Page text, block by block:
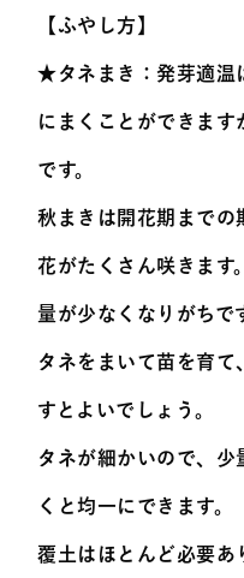
【ふやし方】
★タネまき：発芽適温
にまくことができます
です。
秋まきは開花期までの
花がたくさん咲きます
量が少なくなりがちで
タネをまいて苗を育て
すとよいでしょう。
タネが細かいので、少
くと均一にできます。
覆土はほとんど必要あ